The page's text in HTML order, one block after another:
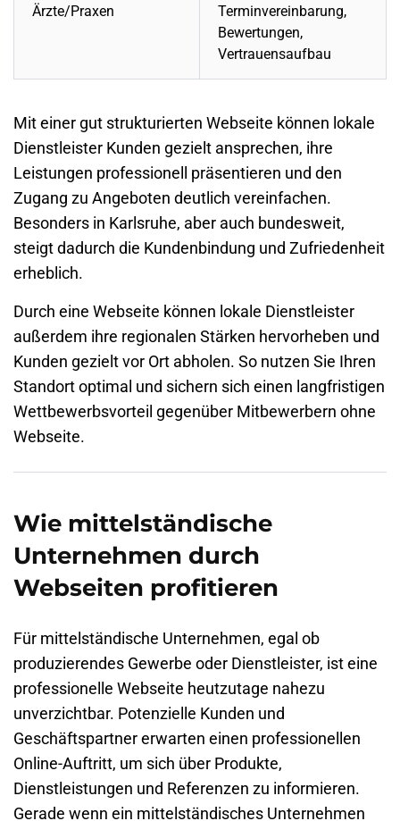
Ärzte/Praxen
Terminvereinbarung,
Bewertungen,
Vertrauensaufbau
Mit einer gut strukturierten Webseite können lokale
Dienstleister Kunden gezielt ansprechen, ihre
Leistungen professionell präsentieren und den
Zugang zu Angeboten deutlich vereinfachen.
Besonders in Karlsruhe, aber auch bundesweit,
steigt dadurch die Kundenbindung und Zufriedenheit
erheblich.
Durch eine Webseite können lokale Dienstleister
außerdem ihre regionalen Stärken hervorheben und
Kunden gezielt vor Ort abholen. So nutzen Sie Ihren
Standort optimal und sichern sich einen langfristigen
Wettbewerbsvorteil gegenüber Mitbewerbern ohne
Webseite.
Wie mittelständische
Unternehmen durch
Webseiten profitieren
Für mittelständische Unternehmen, egal ob
produzierendes Gewerbe oder Dienstleister, ist eine
professionelle Webseite heutzutage nahezu
unverzichtbar. Potenzielle Kunden und
Geschäftspartner erwarten einen professionellen
Online-Auftritt, um sich über Produkte,
Dienstleistungen und Referenzen zu informieren.
Gerade wenn ein mittelständisches Unternehmen